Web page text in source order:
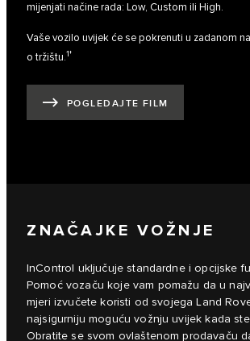
mijenjati načine rada: Low, Custom ili High.
Vaše vozilo uvijek će se pokrenuti u zadanom
o tržištu.1†
POGLEDAJTE FILM
ZNAČAJKE VOŽNJE
InControl uključuje standardne i opcijske
Pomoć vozaču koje vam pomažu da u
mjeri izvučete koristi od svojega Land
najsigurniju moguću vožnju uvijek kada
Obratite se svom ovlaštenom prodavaču